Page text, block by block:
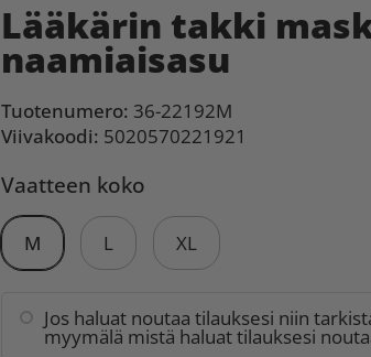
Lääkärin takki
naamiaisasu
Tuotenumero: 36-22192M
Viivakoodi: 5020570221921
Vaatteen koko
M L XL
Jos haluat noutaa tilauksesi niin
myymälä mistä haluat tilauksesi